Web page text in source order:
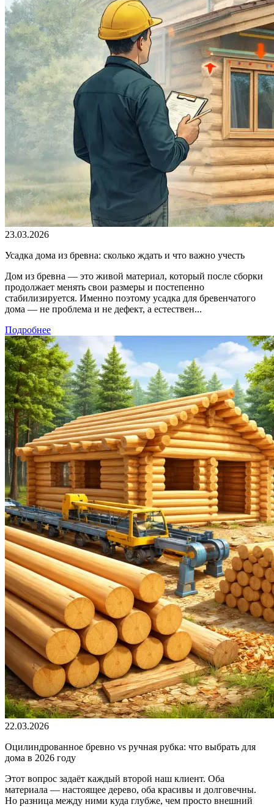
23.03.2026
Усадка дома из бревна: сколько ждать и что важно учесть
Дом из бревна — это живой материал, который после сборки
продолжает менять свои размеры и постепенно
стабилизируется. Именно поэтому усадка для бревенчатого
дома — не проблема и не дефект, а естествен...
Подробнее
22.03.2026
Оцилиндрованное бревно vs ручная рубка: что выбрать для
дома в 2026 году
Этот вопрос задаёт каждый второй наш клиент. Оба
материала — настоящее дерево, оба красивы и долговечны.
Но разница между ними куда глубже, чем просто внешний